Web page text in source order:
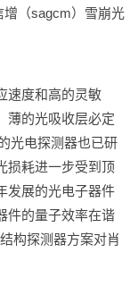
（sagcm）雪崩光
速度和高的灵敏
薄的光吸收层必定
光电探测器也已研
损耗进一步受到顶
发展的光电子器件
件的量子效率在谐
构探测器方案对肖